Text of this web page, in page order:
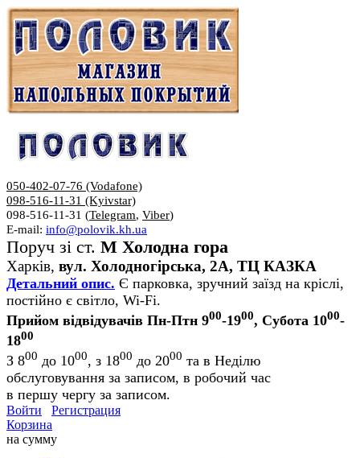
050-402-07-76 (Vodafone)
098-516-11-31 (Kyivstar)
098-516-11-31 (Telegram, Viber)
E-mail: info@polovik.kh.ua
Поруч зі ст. М Холодна гора
Харків, вул. Холодногірська, 2А, ТЦ КАЗКА
Детальний опис. Є парковка, зручний заїзд на кріслі,
постійно є світло, Wi-Fi.
Прийом відвідувачів Пн-Птн 900-1900, Субота 1000-
1800
З 800 до 1000, з 1800 до 2000 та в Неділю
обслуговування за записом, в робочий час
в першу чергу за записом.
Войти
Регистрация
Корзина
на сумму